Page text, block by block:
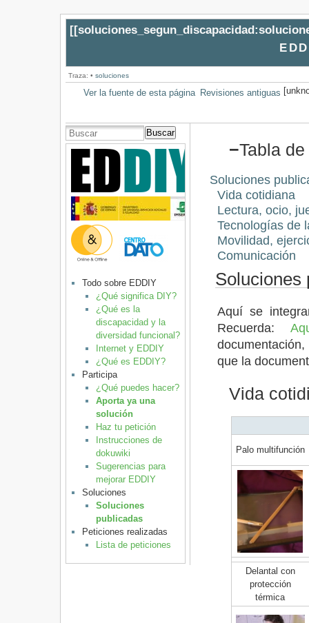
[[
Traza: • soluciones
Ver la fuente de esta página Revisiones antiguas
Buscar
Todo sobre EDDIY
¿Qué significa DIY?
¿Qué es la
discapacidad y la
diversidad funcional?
Internet y EDDIY
¿Qué es EDDIY?
Participa
¿Qué puedes hacer?
Aporta ya una
solución
Haz tu petición
Instrucciones de
dokuwiki
Sugerencias para
mejorar EDDIY
Soluciones
Soluciones
publicadas
Peticiones realizadas
Lista de peticiones
−Tabla
Soluciones
Vida cotidiana
Lectura, ocio,
Tecnologías de
Movilidad,
Comunicación
Soluciones
Aquí se
Recuerda:
que la
Vida
Palo multifunción
Delantal con
protección
térmica